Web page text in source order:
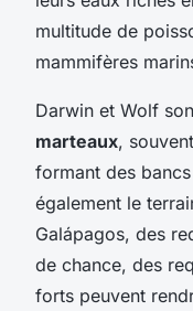
multitude de
mammifères
Darwin et Wolf
marteaux,
formant des
également le
Galápagos, des
de chance, des
forts peuvent